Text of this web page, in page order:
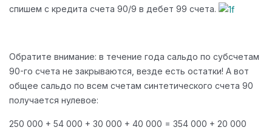
спишем с кредита счета 90/9 в дебет 99 счета.
Обратите внимание: в течение года сальдо по субсчетам
90-го счета не закрываются, везде есть остатки! А вот
общее сальдо по всем счетам синтетического счета 90
получается нулевое:
250 000 + 54 000 + 30 000 + 40 000 = 354 000 + 20 000